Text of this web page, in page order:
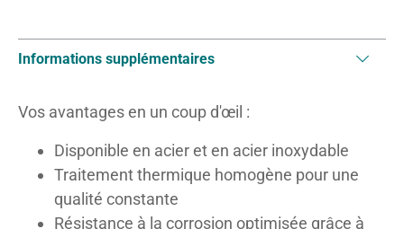
Informations supplémentaires
Vos avantages en un coup d'œil :
Disponible en acier et en acier inoxydable
Traitement thermique homogène pour une
qualité constante
Résistance à la corrosion optimisée grâce à